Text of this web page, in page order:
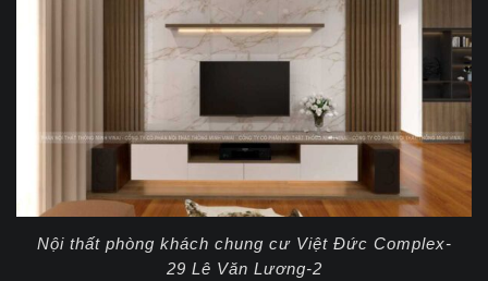
Nội thất phòng khách chung cư Việt Đức Complex-
29 Lê Văn Lương-2